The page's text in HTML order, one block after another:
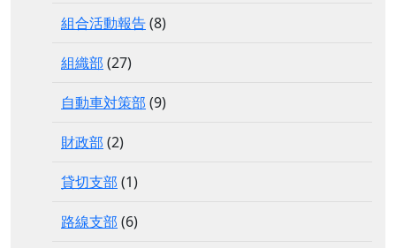
組合活動報告(8)
組織部 (27)
自動車対策部 (9)
財政部 (2)
貸切支部 (1)
路線支部 (6)